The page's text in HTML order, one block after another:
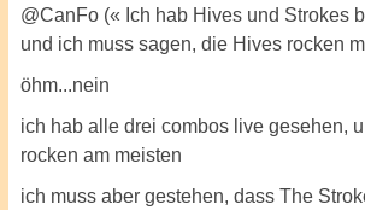
@CanFo (« Ich hab Hives und Strokes
und ich muss sagen, die Hives rocken
öhm...nein
ich hab alle drei combos live gesehen,
rocken am meisten
ich muss aber gestehen, dass The